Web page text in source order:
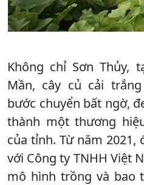
Không chỉ Sơn Thủy,
Mần, cây củ cải
bước chuyển bất ngờ,
thành một thương
của tỉnh. Từ năm
với Công ty TNHH Việt
mô hình trồng và bao